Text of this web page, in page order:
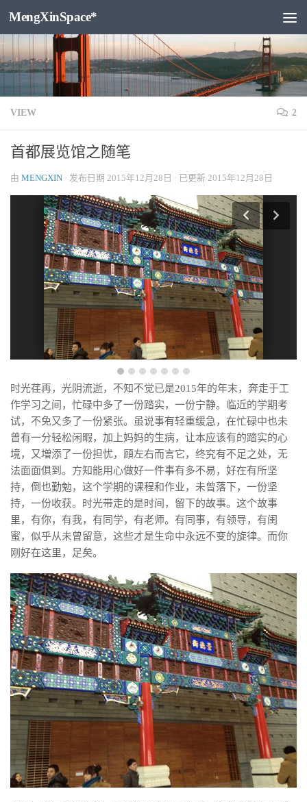
跳至内容
MengXinSpace*
VIEW 2
首都展览馆之随笔
由 MENGXIN · 发布日期 2015年12月28日 · 已更新 2015年12月28日
时光荏再，光阴流逝，不知不觉已是2015年的年末，奔走于工
作学习之间，忙碌中多了一份踏实，一份宁静。临近的学期考
试，不免又多了一份紧张。虽说事有轻重缓急，在忙碌中也未
曾有一分轻松闲暇，加上妈妈的生病，让本应该有的踏实的心
境，又増添了一份担忧，頋左右而言它，终究有不足之处，无
法面面俱到。方知能用心做好一件事有多不易，好在有所坚
持，倒也勤勉，这个学期的课程和作业，未曾落下，一份坚
持，一份收获。时光带走的是时间，留下的故事。这个故事
里，有你，有我，有同学，有老师。有同事，有领导，有闺
蜜，似乎从未曾留意，这些才是生命中永远不变的旋律。而你
刚好在这里，足矣。